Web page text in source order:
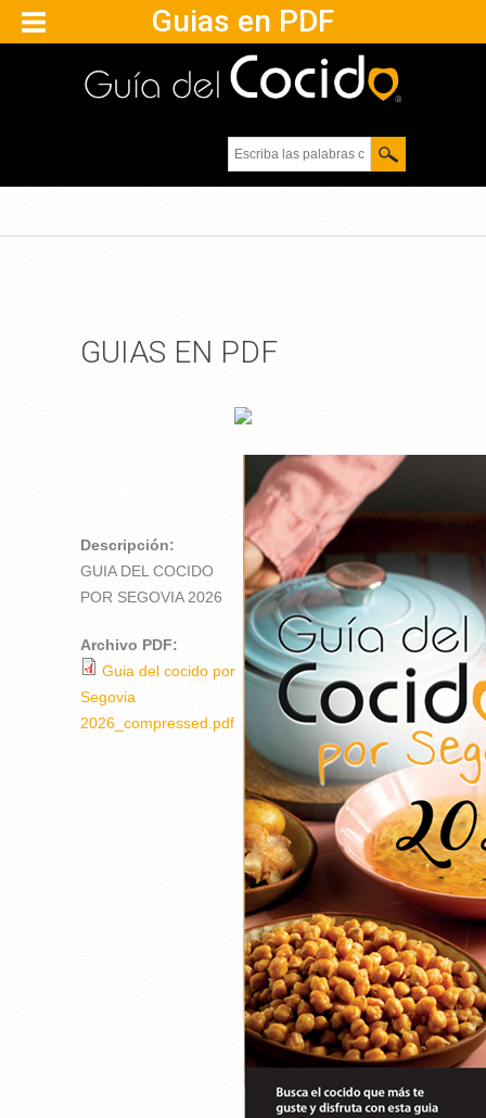
Guias en PDF
Escriba las palabras
clave.
GUIAS EN PDF
Descripción:
GUIA DEL COCIDO
POR SEGOVIA 2026
Archivo PDF:
Guia del cocido por
Segovia
2026_compressed.pdf